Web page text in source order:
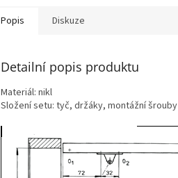
Popis Diskuze
Detailní popis produktu
Materiál: nikl
Složení setu: tyč, držáky, montážní šrouby